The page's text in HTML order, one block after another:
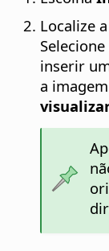
Localize
inserir
a